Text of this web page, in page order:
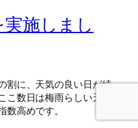
実施しまし
割に、天気の良い日が続
数日は梅雨らしい天候
高めです。